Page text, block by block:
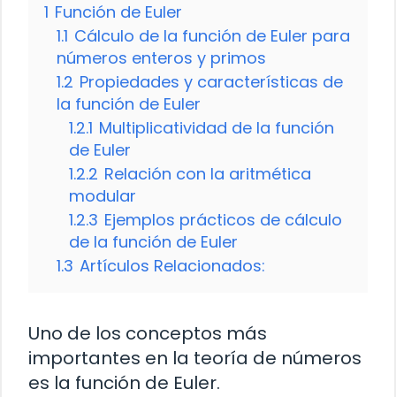
1 Función de Euler
1.1 Cálculo de la función de Euler para
números enteros y primos
1.2 Propiedades y características de
la función de Euler
1.2.1 Multiplicatividad de la función
de Euler
1.2.2 Relación con la aritmética
modular
1.2.3 Ejemplos prácticos de cálculo
de la función de Euler
1.3 Artículos Relacionados:
Uno de los conceptos más
importantes en la teoría de números
es la función de Euler.